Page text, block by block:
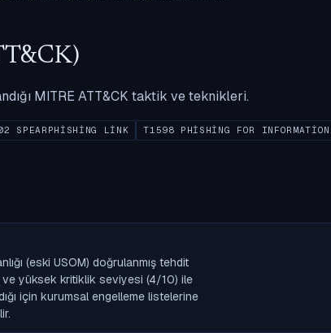
MITRE ATT&CK taktik ve teknikleri.
SPEARPHISHING LINK T1598 PHISHING FOR INFORMATION
(eski USOM) doğrulanmış tehdit
ve yüksek kritiklik seviyesi (4/10) ile
için kurumsal engelleme listelerine